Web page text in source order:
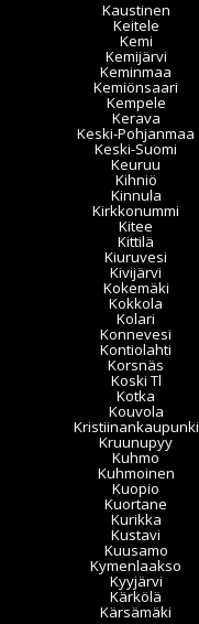
Kaustinen
Keitele
Kemi
Kemijärvi
Keminmaa
Kemiönsaari
Kempele
Kerava
Keski-Pohjanmaa
Keski-Suomi
Keuruu
Kihniö
Kinnula
Kirkkonummi
Kitee
Kittilä
Kiuruvesi
Kivijärvi
Kokemäki
Kokkola
Kolari
Konnevesi
Kontiolahti
Korsnäs
Koski Tl
Kotka
Kouvola
Kristiinankaupunki
Kruunupyy
Kuhmo
Kuhmoinen
Kuopio
Kuortane
Kurikka
Kustavi
Kuusamo
Kymenlaakso
Kyyjärvi
Kärkölä
Kärsämäki